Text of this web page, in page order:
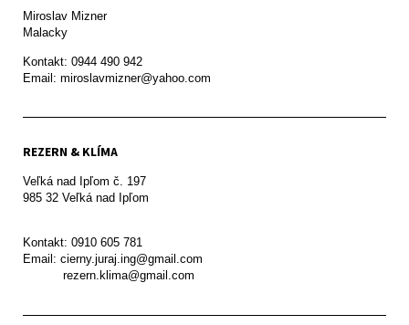
Miroslav Mizner
Malacky
Kontakt: 0944 490 942
REZERN & KLÍMA
Veľká nad Ipľom č. 197
985 32 Veľká nad Ipľom
Kontakt: 0910 605 781
Email: cierny.juraj.ing@gmail.com
           rezern.klima@gmail.com